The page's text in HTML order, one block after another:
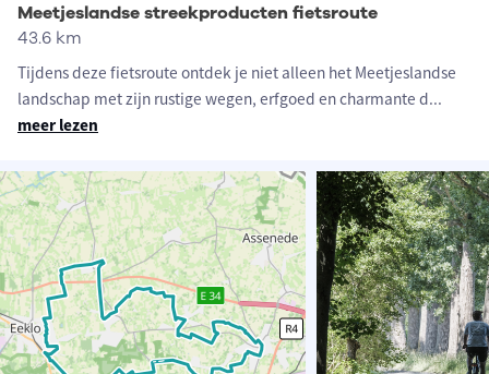
Meetjeslandse streekproducten fietsroute
43.6 km
Tijdens deze fietsroute ontdek je niet alleen het Meetjeslandse
landschap met zijn rustige wegen, erfgoed en charmante d...
meer lezen